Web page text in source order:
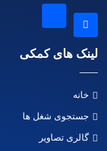
لینک های کمکی
خانه
جستجوی شغل ها
گالری تصاویر